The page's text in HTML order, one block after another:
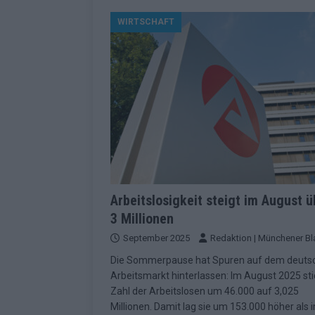
kommt
[ Mai 2026 ]
KOMMENTAR
[ Mai 2026 ] Von Lugano bis Wien:
neu erfunden hat EUROVISION
Eurovision 2026: Das
KOMMENTAR
[ Mai 2026 ] ESC 2026: Diese zehn
[ Juni 2026 ] Europa-Park
im Überblick EXTRA
[ Mai 2026 ] Bulgarien hat
WIRTSCHAFT
Arbeitslosigkeit steigt im August
3 Millionen
September 2025 Redaktion | Münchener
Die Sommerpause hat Spuren auf dem
Arbeitsmarkt hinterlassen: Im August 2025
Zahl der Arbeitslosen um 46.000 auf 3,025
Millionen. Damit lag sie um 153.000 höher als